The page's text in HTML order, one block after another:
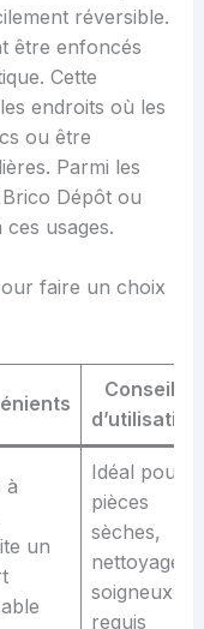
réversible.
être enfoncés
Cette
endroits où les
ou être
Parmi les
Dépôt ou
usages.
faire un choix
Conseils
d’utilisation
à
un
Idéal pour
pièces
sèches,
nettoyage
soigneux
requis